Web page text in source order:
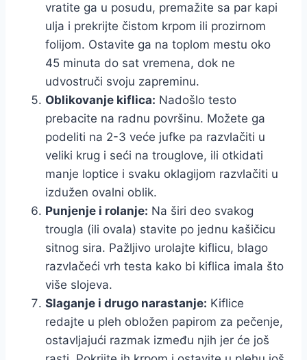
vratite ga u posudu, premažite sa par kapi
ulja i prekrijte čistom krpom ili prozirnom
folijom. Ostavite ga na toplom mestu oko
45 minuta do sat vremena, dok ne
udvostruči svoju zapreminu.
Oblikovanje kiflica: Nadošlo testo
prebacite na radnu površinu. Možete ga
podeliti na 2-3 veće jufke pa razvlačiti u
veliki krug i seći na trouglove, ili otkidati
manje loptice i svaku oklagijom razvlačiti u
izdužen ovalni oblik.
Punjenje i rolanje: Na širi deo svakog
trougla (ili ovala) stavite po jednu kašičicu
sitnog sira. Pažljivo urolajte kiflicu, blago
razvlačeći vrh testa kako bi kiflica imala što
više slojeva.
Slaganje i drugo narastanje: Kiflice
redajte u pleh obložen papirom za pečenje,
ostavljajući razmak između njih jer će još